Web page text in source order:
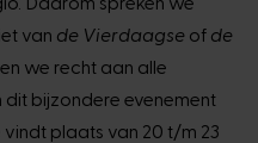
van de Vierdaagse of de
we recht aan alle
dit bijzondere evenement
vindt plaats van 20 t/m 23